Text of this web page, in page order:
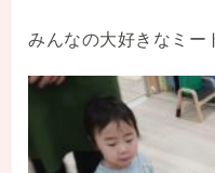
みんなの大好きなミー